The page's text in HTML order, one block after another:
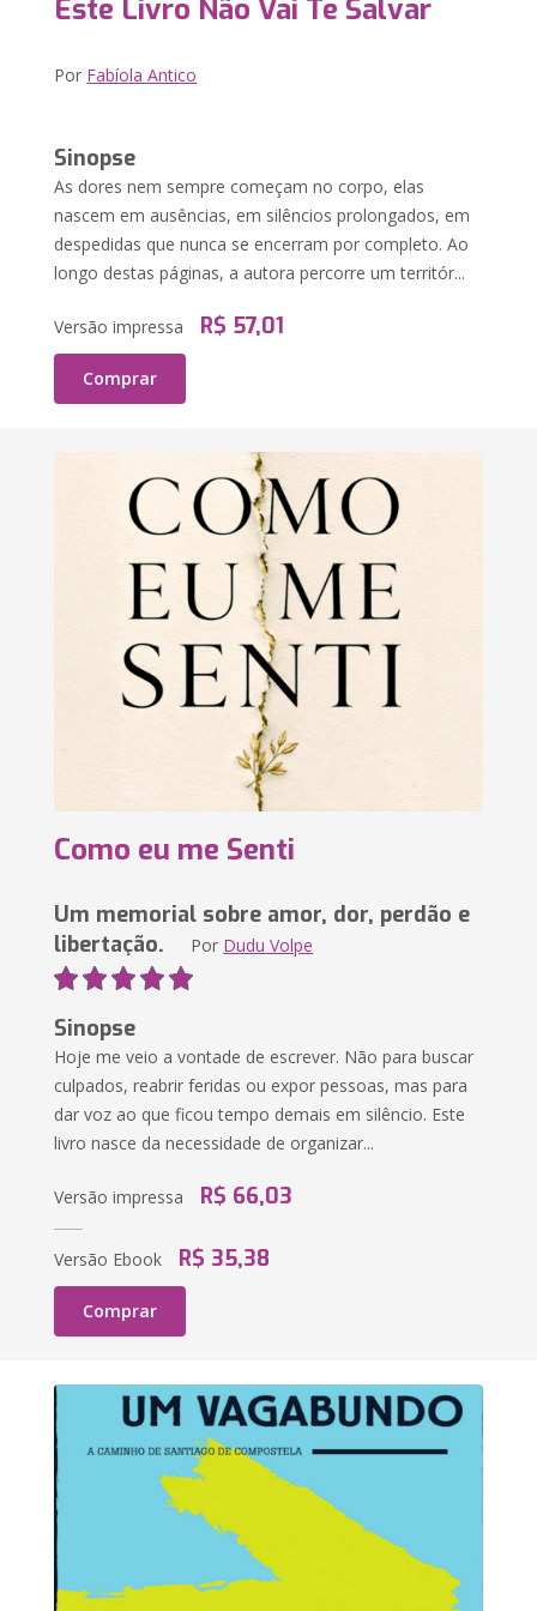
Este Livro Não Vai Te Salvar
Por Fabíola Antico
Sinopse
As dores nem sempre começam no corpo, elas
nascem em ausências, em silêncios prolongados, em
despedidas que nunca se encerram por completo. Ao
longo destas páginas, a autora percorre um territór...
Versão impressa R$ 57,01
Comprar
Como eu me Senti
Um memorial sobre amor, dor, perdão e
libertação. Por Dudu Volpe
Sinopse
Hoje me veio a vontade de escrever. Não para buscar
culpados, reabrir feridas ou expor pessoas, mas para
dar voz ao que ficou tempo demais em silêncio. Este
livro nasce da necessidade de organizar...
Versão impressa R$ 66,03
Versão Ebook R$ 35,38
Comprar